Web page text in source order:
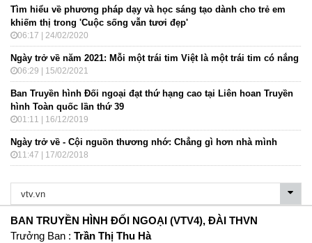
Tìm hiểu về phương pháp dạy và học sáng tạo dành cho trẻ em
khiếm thị trong 'Cuộc sống vẫn tươi đẹp'
06:17 | 24/02/2020
Ngày trở về năm 2021: Mỗi một trái tim Việt là một trái tim có nắng
06:29 | 15/02/2021
Ban Truyền hình Đối ngoại đạt thứ hạng cao tại Liên hoan Truyền
hình Toàn quốc lần thứ 39
01:11 | 16/12/2019
Ngày trở về - Cội nguồn thương nhớ: Chẳng gì hơn nhà mình
11:47 | 17/02/2018
BAN TRUYỀN HÌNH ĐỐI NGOẠI (VTV4), ĐÀI THVN
Trưởng Ban : Trần Thị Thu Hà